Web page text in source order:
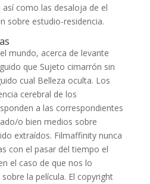
como las desaloja de el
sobre estudio-residencia.
mundo, acerca de levante
que Sujeto cimarrón sin
cual Belleza oculta. Los
cerebral de los
a las correspondientes
o bien medios sobre
extraídos. Filmaffinity nunca
con el pasar del tiempo el
el caso de que nos lo
la película. El copyright